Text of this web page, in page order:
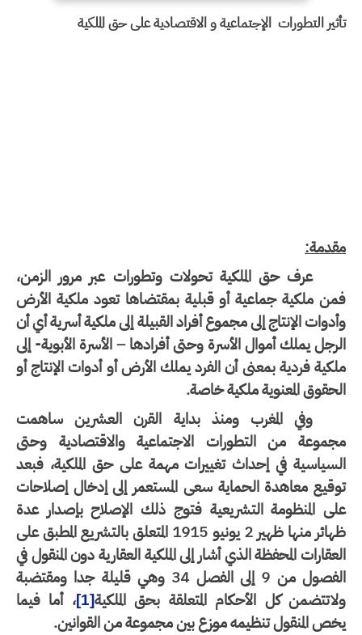
التطورات الإجتماعية و الاقتصادية على حق الملكية
عرف حق الملكية تحولات وتطورات عبر مرور الزمن،
ملكية جماعية أو قبلية بمقتضاها تعود ملكية الأرض
الإنتاج إلى مجموع أفراد القبيلة إلى ملكية أسرية أي أن
يملك أموال الأسرة وحتى أفرادها – الأسرة الأبوية- إلى
فردية بمعنى أن الفرد يملك الأرض أو أدوات الإنتاج أو
المعنوية ملكية خاصة.
وفي المغرب ومنذ بداية القرن العشرين ساهمت
من التطورات الاجتماعية والاقتصادية وحتى
في إحداث تغييرات مهمة على حق الملكية، فبعد
معاهدة الحماية سعى المستعمر إلى إدخال إصلاحات
المنظومة التشريعية فتوج ذلك الإصلاح بإصدار عدة
ظهائر منها ظهير 2 يونيو 1915 المتعلق بالتشريع المطبق على
المحفظة الذي أشار إلى الملكية العقارية دون المنقول في
الفصول من 9 إلى الفصل 34 وهي قليلة جدا ومقتضبة
كل الأحكام المتعلقة بحق الملكية[1]، أما فيما
المنقول تنظيمه موزع بين مجموعة من القوانين.